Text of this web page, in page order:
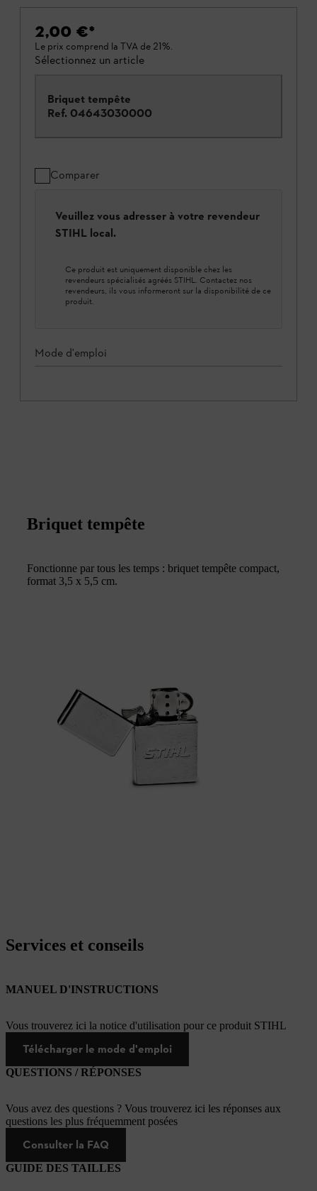
2,00 €*
Le prix comprend la TVA de 21%.
Sélectionnez un article
Briquet tempête
Ref. 04643030000
Comparer
Veuillez vous adresser à votre revendeur
STIHL local.
Ce produit est uniquement disponible chez les
revendeurs spécialisés agréés STIHL. Contactez nos
revendeurs, ils vous informeront sur la disponibilité de ce
produit.
Mode d'emploi
Briquet tempête
Fonctionne par tous les temps : briquet tempête compact,
format 3,5 x 5,5 cm.
Services et conseils
MANUEL D'INSTRUCTIONS
Vous trouverez ici la notice d'utilisation pour ce produit STIHL
Télécharger le mode d'emploi
QUESTIONS / RÉPONSES
Vous avez des questions ? Vous trouverez ici les réponses aux
questions les plus fréquemment posées
Consulter la FAQ
GUIDE DES TAILLES